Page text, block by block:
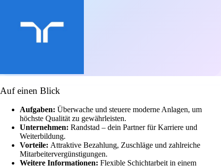
Auf einen Blick
Aufgaben: Überwache und steuere moderne Anlagen, um
höchste Qualität zu gewährleisten.
Unternehmen: Randstad – dein Partner für Karriere und
Weiterbildung.
Vorteile: Attraktive Bezahlung, Zuschläge und zahlreiche
Mitarbeitervergünstigungen.
Weitere Informationen: Flexible Schichtarbeit in einem